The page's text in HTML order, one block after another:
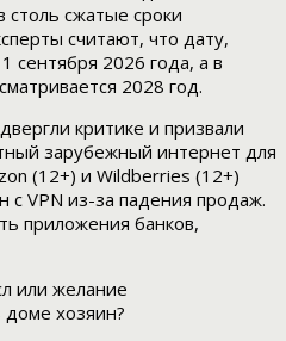
столь сжатые сроки
считают, что дату,
сентября 2026 года, а в
2028 год.
критике и призвали
зарубежный интернет для
(12+) и Wildberries (12+)
с VPN из-за падения продаж.
приложения банков,
или желание
доме хозяин?